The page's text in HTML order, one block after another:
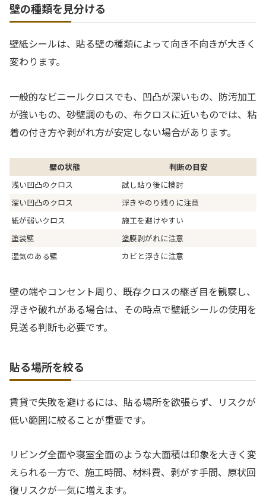
壁の種類を見分ける
壁紙シールは、貼る壁の種類によって向き不向きが大きく
変わります。
一般的なビニールクロスでも、凹凸が深いもの、防汚加工
が強いもの、砂壁調のもの、布クロスに近いものでは、粘
着の付き方や剥がれ方が安定しない場合があります。
壁の状態
判断の目安
浅い凹凸のクロス
試し貼り後に検討
深い凹凸のクロス
浮きやのり残りに注意
紙が弱いクロス
施工を避けやすい
塗装壁
塗膜剥がれに注意
湿気のある壁
カビと浮きに注意
壁の端やコンセント周り、既存クロスの継ぎ目を観察し、
浮きや破れがある場合は、その時点で壁紙シールの使用を
見送る判断も必要です。
貼る場所を絞る
賃貸で失敗を避けるには、貼る場所を欲張らず、リスクが
低い範囲に絞ることが重要です。
リビング全面や寝室全面のような大面積は印象を大きく変
えられる一方で、施工時間、材料費、剥がす手間、原状回
復リスクが一気に増えます。